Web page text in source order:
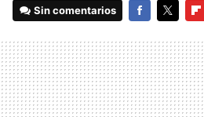
Sin comentarios